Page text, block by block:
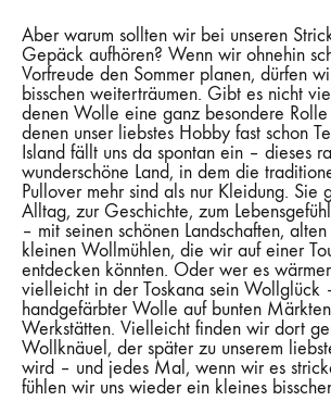
Aber warum sollten wir bei unseren
Gepäck aufhören? Wenn wir ohnehin
Vorfreude den Sommer planen, dürfen
bisschen weiterträumen. Gibt es nicht
denen Wolle eine ganz besondere
denen unser liebstes Hobby fast schon
Island fällt uns da spontan ein – dieses
wunderschöne Land, in dem die
Pullover mehr sind als nur Kleidung. Sie
Alltag, zur Geschichte, zum
– mit seinen schönen Landschaften,
kleinen Wollmühlen, die wir auf einer
entdecken könnten. Oder wer es
vielleicht in der Toskana sein Wollglück
handgefärbter Wolle auf bunten
Werkstätten. Vielleicht finden wir dort
Wollknäuel, der später zu unserem
wird – und jedes Mal, wenn wir es
fühlen wir uns wieder ein kleines